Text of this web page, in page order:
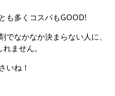
も多くコスパもGOOD!
なかなか決まらない人に、
ません。
いね！